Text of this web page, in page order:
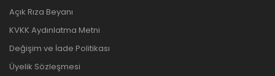
Açık Rıza Beyanı
KVKK Aydınlatma Metni
Değişim ve İade Politikası
Üyelik Sözleşmesi